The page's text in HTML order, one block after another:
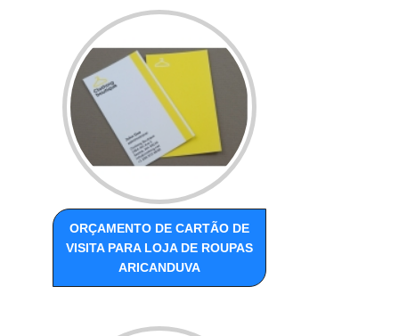
ORÇAMENTO DE CARTÃO DE
VISITA PARA LOJA DE ROUPAS
ARICANDUVA